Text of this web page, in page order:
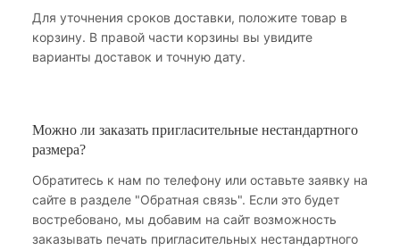
Для уточнения сроков доставки, положите товар в
корзину. В правой части корзины вы увидите
варианты доставок и точную дату.
Можно ли заказать пригласительные нестандартного
размера?
Обратитесь к нам по телефону или оставьте заявку на
сайте в разделе "Обратная связь". Если это будет
востребовано, мы добавим на сайт возможность
заказывать печать пригласительных нестандартного